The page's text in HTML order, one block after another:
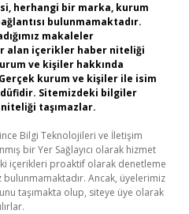
herhangi bir marka, kurum
bulunmamaktadır.
makaleler
alan içerikler haber niteliği
ve kişiler hakkında
kurum ve kişiler ile isim
Sitemizdeki bilgiler
taşımazlar.
Bilgi Teknolojileri ve İletişim
bir Yer Sağlayıcı olarak hizmet
içerikleri proaktif olarak denetleme
Ancak, üyelerimiz
taşımakta olup, siteye üye olarak